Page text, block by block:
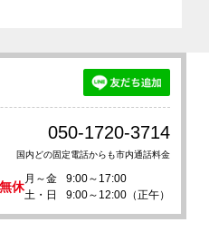
050-1720-3714
国内どの固定電話からも市内通話料金
休
月～金
9:00～17:00
土・日
9:00～12:00（正午）